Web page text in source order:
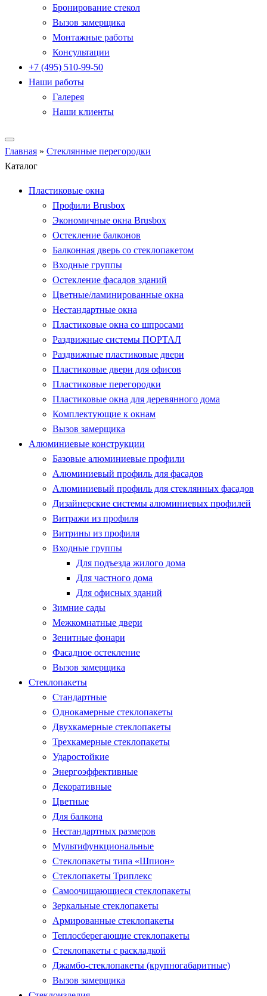
Бронирование стекол
Вызов замерщика
Монтажные работы
Консультации
+7 (495) 510-99-50
Наши работы
Галерея
Наши клиенты
Главная » Стеклянные перегородки
Каталог
Пластиковые окна
Профили Brusbox
Экономичные окна Brusbox
Остекление балконов
Балконная дверь со стеклопакетом
Входные группы
Остекление фасадов зданий
Цветные/ламинированные окна
Нестандартные окна
Пластиковые окна со шпросами
Раздвижные системы ПОРТАЛ
Раздвижные пластиковые двери
Пластиковые двери для офисов
Пластиковые перегородки
Пластиковые окна для деревянного дома
Комплектующие к окнам
Вызов замерщика
Алюминиевые конструкции
Базовые алюминиевые профили
Алюминиевый профиль для фасадов
Алюминиевый профиль для стеклянных фасадов
Дизайнерские системы алюминиевых профилей
Витражи из профиля
Витрины из профиля
Входные группы
Для подъезда жилого дома
Для частного дома
Для офисных зданий
Зимние сады
Межкомнатные двери
Зенитные фонари
Фасадное остекление
Вызов замерщика
Стеклопакеты
Стандартные
Однокамерные стеклопакеты
Двухкамерные стеклопакеты
Трехкамерные стеклопакеты
Ударостойкие
Энергоэффективные
Декоративные
Цветные
Для балкона
Нестандартных размеров
Мультифункциональные
Стеклопакеты типа «Шпион»
Стеклопакеты Триплекс
Самоочищающиеся стеклопакеты
Зеркальные стеклопакеты
Армированные стеклопакеты
Теплосберегающие стеклопакеты
Стеклопакеты с раскладкой
Джамбо-стеклопакеты (крупногабаритные)
Вызов замерщика